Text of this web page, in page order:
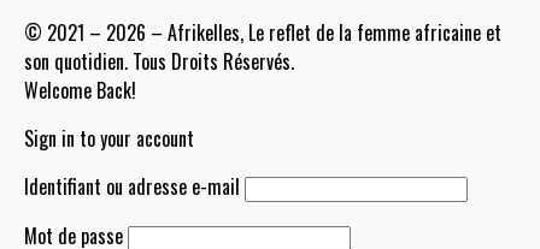
© 2021 – 2026 – Afrikelles, Le reflet de la femme africaine et
son quotidien. Tous Droits Réservés.
Welcome Back!
Sign in to your account
Identifiant ou adresse e-mail
Mot de passe